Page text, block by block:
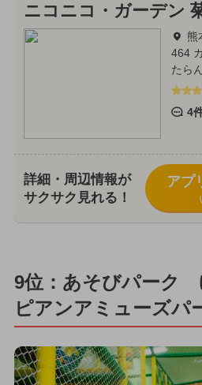
ニコニコ・ガーデン
熊
464
たら
4
詳細・周辺情報が
サクサク見れる！
アプ
9位：あそびパーク
ピアンアミューズパ